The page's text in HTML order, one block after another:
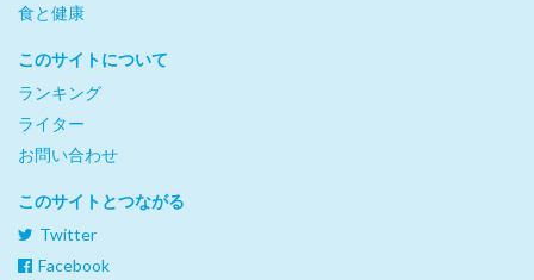
食と健康
このサイトについて
ランキング
ライター
お問い合わせ
このサイトとつながる
Twitter
Facebook